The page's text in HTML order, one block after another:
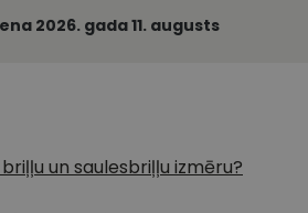
2026. gada 11. augusts
un saulesbriļļu izmēru?